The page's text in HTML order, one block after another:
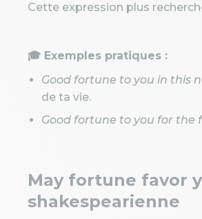
Cette expression plus
🎓 Exemples pratiques :
Good fortune to you in this
de ta vie.
Good fortune to you for the
May fortune favor
shakespearienne